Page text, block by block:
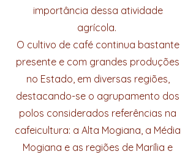
importância dessa atividade
agrícola.
O cultivo de café continua bastante
presente e com grandes produções
no Estado, em diversas regiões,
destacando-se o agrupamento dos
polos considerados referências na
cafeicultura: a Alta Mogiana, a Média
Mogiana e as regiões de Marília e